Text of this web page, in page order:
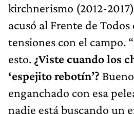
kirchnerismo (2012-
acusó al Frente de
tensiones con el campo.
esto. ¿Viste cuando los
‘espejito rebotín’?
enganchado con esa
nadie está buscando un